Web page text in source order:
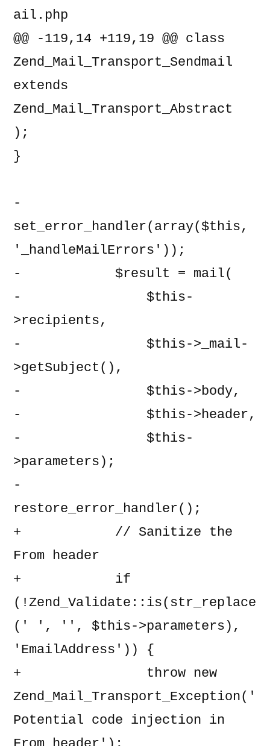
ail.php
@@ -119,14 +119,19 @@ class
Zend_Mail_Transport_Sendmail
extends
Zend_Mail_Transport_Abstract
);
}
-
set_error_handler(array($this,
'_handleMailErrors'));
-            $result = mail(
-                $this-
>recipients,
-                $this->_mail-
>getSubject(),
-                $this->body,
-                $this->header,
-                $this-
>parameters);
-
restore_error_handler();
+            // Sanitize the
From header
+            if
(!Zend_Validate::is(str_replace
(' ', '', $this->parameters),
'EmailAddress')) {
+                throw new
Zend_Mail_Transport_Exception('
Potential code injection in